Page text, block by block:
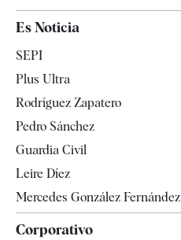
España
Televisión
Es Noticia
SEPI
Plus Ultra
Rodríguez Zapatero
Pedro Sánchez
Guardia Civil
Leire Díez
Mercedes González Fernández
Corporativo